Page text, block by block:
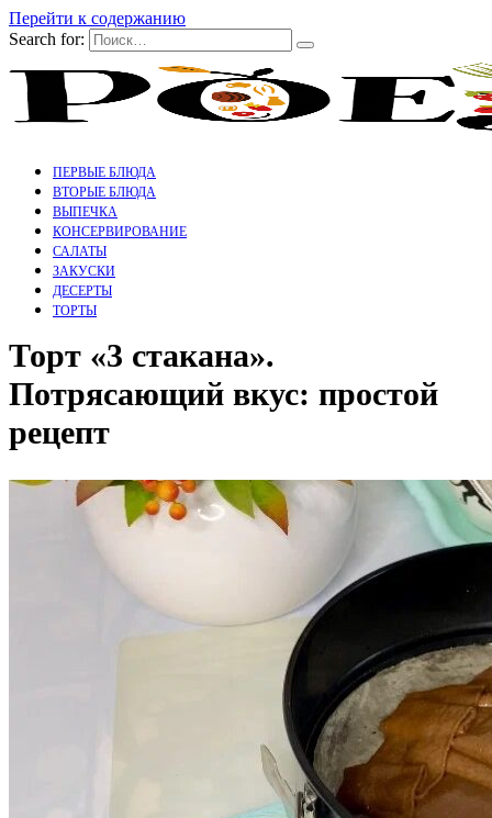
Перейти к содержанию
Search for:
ПЕРВЫЕ БЛЮДА
ВТОРЫЕ БЛЮДА
ВЫПЕЧКА
КОНСЕРВИРОВАНИЕ
САЛАТЫ
ЗАКУСКИ
ДЕСЕРТЫ
ТОРТЫ
Торт «3 стакана».
Потрясающий вкус: простой
рецепт